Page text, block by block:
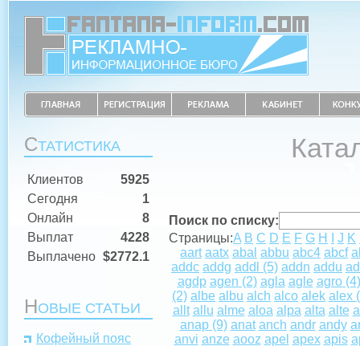
СТАТИСТИКА
Клиентов
5925
Сегодня
1
Онлайн
8
Выплат
4228
Выплачено $2772.1
НОВЫЕ СТАТЬИ
Кофейный пояс
Поиск по списку:
Страницы:A B C D E F G H J K
aart aatx abal abbu abc4 abcf
addc addg addl (5) addn addu
agdp agen (2) agla agle agro(4)
(2) albe albu alch alco alek alex
allt allu alme aloa alpa alta alte
anap(9) anat anch andr andy
anvi anze aooz apel apex apis